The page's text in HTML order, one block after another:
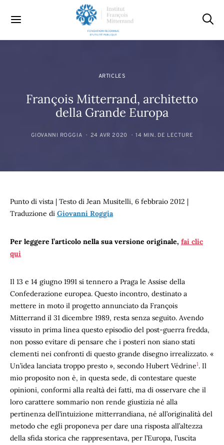
ARTICLES
François Mitterrand, architetto
della Grande Europa
GIOVANNI ROGGIA 24 AVR 2020 14 MIN. DE LECTURE
Punto di vista | Testo di Jean Musitelli, 6 febbraio 2012 |
Traduzione di Giovanni Roggia
Per leggere l’articolo nella sua versione originale, fai clic
qui
Il 13 e 14 giugno 1991 si tennero a Praga le Assise della
Confederazione europea. Questo incontro, destinato a
mettere in moto il progetto annunciato da François
Mitterrand il 31 dicembre 1989, resta senza seguito. Avendo
vissuto in prima linea questo episodio del post-guerra fredda,
non posso evitare di pensare che i posteri non siano stati
clementi nei confronti di questo grande disegno irrealizzato. «
Un’idea lanciata troppo presto », secondo Hubert Védrine1. Il
mio proposito non è, in questa sede, di contestare queste
opinioni, conformi alla realtà dei fatti, ma di osservare che il
loro carattere sommario non rende giustizia né alla
pertinenza dell’intuizione mitterrandiana, né all’originalità del
metodo che egli proponeva per dare una risposta all’altezza
della sfida storica che rappresentava, per l’Europa, l’uscita